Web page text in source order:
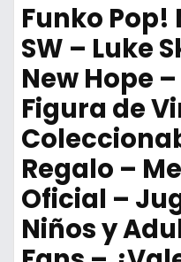
Funko Pop!
SW – Luke
New Hope
Figura de
Regalo –
Oficial –
Niños y